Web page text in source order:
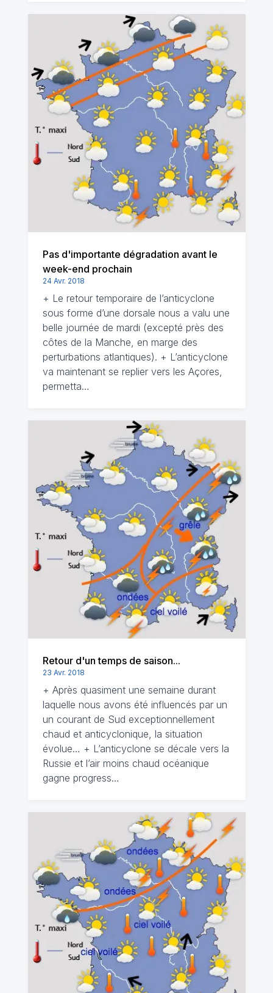
Pas d'importante dégradation avant le
week-end prochain
24 Avr. 2018
+ Le retour temporaire de l’anticyclone
sous forme d’une dorsale nous a valu une
belle journée de mardi (excepté près des
côtes de la Manche, en marge des
perturbations atlantiques). + L’anticyclone
va maintenant se replier vers les Açores,
permetta…
Retour d'un temps de saison...
23 Avr. 2018
+ Après quasiment une semaine durant
laquelle nous avons été influencés par un
un courant de Sud exceptionnellement
chaud et anticyclonique, la situation
évolue… + L’anticyclone se décale vers la
Russie et l’air moins chaud océanique
gagne progress…